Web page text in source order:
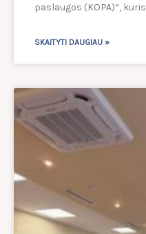
paslaugos (KOPA)“, kuris
SKAITYTI DAUGIAU »